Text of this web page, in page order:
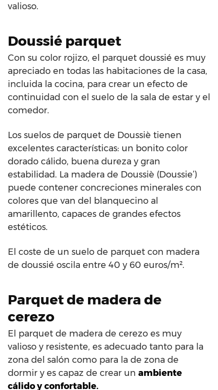
valioso.
Doussié parquet
Con su color rojizo, el parquet doussié es muy
apreciado en todas las habitaciones de la casa,
incluida la cocina, para crear un efecto de
continuidad con el suelo de la sala de estar y el
comedor.
Los suelos de parquet de Doussiè tienen
excelentes características: un bonito color
dorado cálido, buena dureza y gran
estabilidad. La madera de Doussiè (Doussie’)
puede contener concreciones minerales con
colores que van del blanquecino al
amarillento, capaces de grandes efectos
estéticos.
El coste de un suelo de parquet con madera
de doussié oscila entre 40 y 60 euros/m².
Parquet de madera de
cerezo
El parquet de madera de cerezo es muy
valioso y resistente, es adecuado tanto para la
zona del salón como para la de zona de
dormir y es capaz de crear un ambiente
cálido y confortable.